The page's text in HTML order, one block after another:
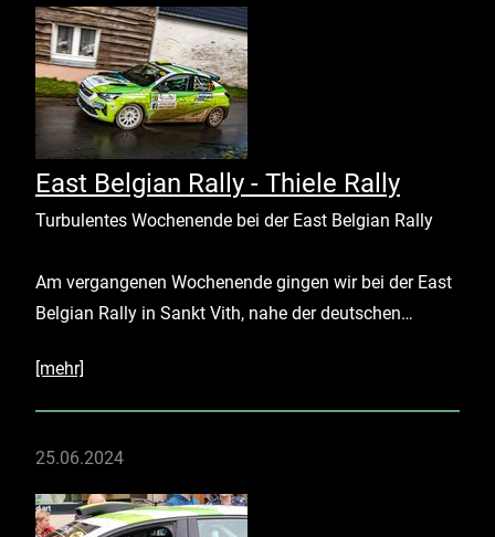
East Belgian Rally - Thiele Rally
Turbulentes Wochenende bei der East Belgian Rally
Am vergangenen Wochenende gingen wir bei der East
Belgian Rally in Sankt Vith, nahe der deutschen…
[mehr]
25.06.2024